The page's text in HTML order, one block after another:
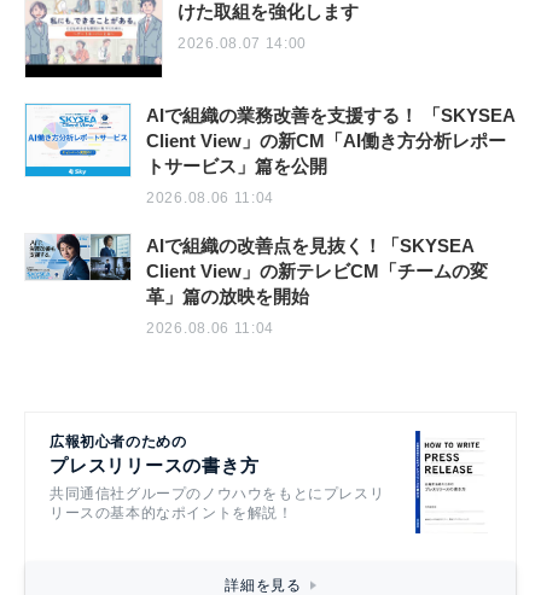
けた取組を強化します
2026.08.07 14:00
AIで組織の業務改善を支援する！ 「SKYSEA
Client View」の新CM「AI働き方分析レポー
トサービス」篇を公開
2026.08.06 11:04
AIで組織の改善点を見抜く！「SKYSEA
Client View」の新テレビCM「チームの変
革」篇の放映を開始
2026.08.06 11:04
広報初心者のための
プレスリリースの書き方
共同通信社グループのノウハウをもとにプレスリ
リースの基本的なポイントを解説！
詳細を見る